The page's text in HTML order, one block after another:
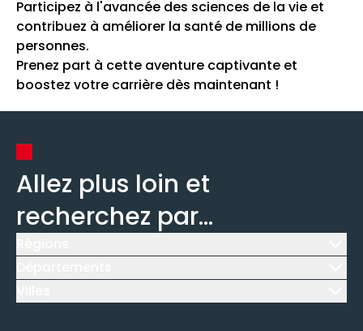
Participez à l'avancée des sciences de la vie et
contribuez à améliorer la santé de millions de
personnes.
Prenez part à cette aventure captivante et
boostez votre carrière dès maintenant !
Allez plus loin et
recherchez par...